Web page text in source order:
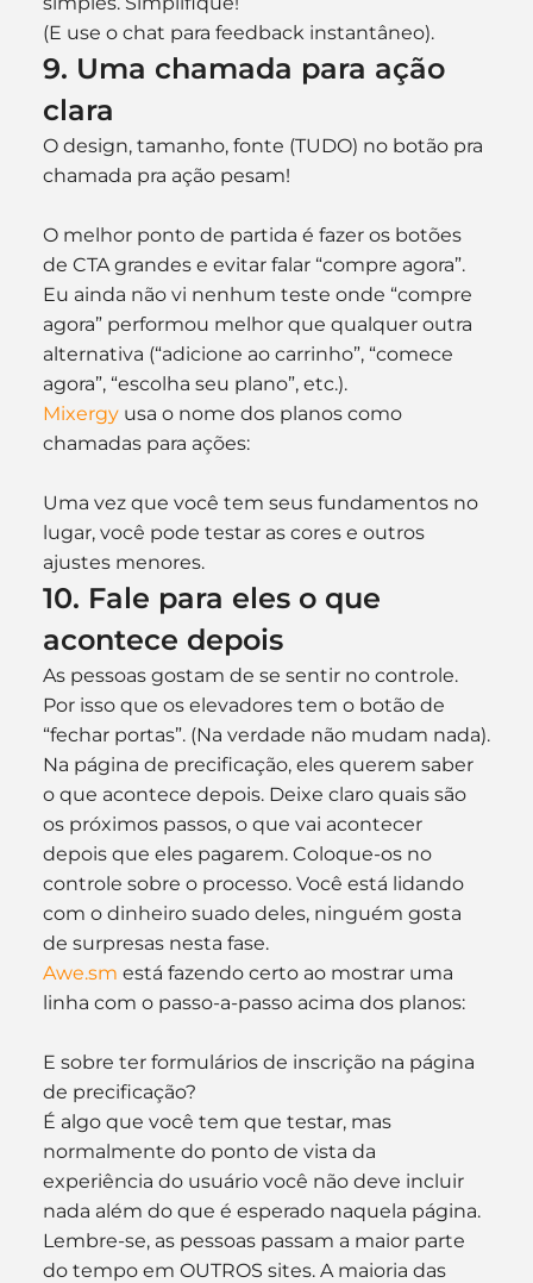
(E use o chat para feedback instantâneo).
9. Uma chamada para ação
clara
O design, tamanho, fonte (TUDO) no botão pra
chamada pra ação pesam!
O melhor ponto de partida é fazer os botões
de CTA grandes e evitar falar “compre agora”.
Eu ainda não vi nenhum teste onde “compre
agora” performou melhor que qualquer outra
alternativa (“adicione ao carrinho”, “comece
agora”, “escolha seu plano”, etc.).
Mixergy usa o nome dos planos como
chamadas para ações:
Uma vez que você tem seus fundamentos no
lugar, você pode testar as cores e outros
ajustes menores.
10. Fale para eles o que
acontece depois
As pessoas gostam de se sentir no controle.
Por isso que os elevadores tem o botão de
“fechar portas”. (Na verdade não mudam nada).
Na página de precificação, eles querem saber
o que acontece depois. Deixe claro quais são
os próximos passos, o que vai acontecer
depois que eles pagarem. Coloque-os no
controle sobre o processo. Você está lidando
com o dinheiro suado deles, ninguém gosta
de surpresas nesta fase.
Awe.sm está fazendo certo ao mostrar uma
linha com o passo-a-passo acima dos planos:
E sobre ter formulários de inscrição na página
de precificação?
É algo que você tem que testar, mas
normalmente do ponto de vista da
experiência do usuário você não deve incluir
nada além do que é esperado naquela página.
Lembre-se, as pessoas passam a maior parte
do tempo em OUTROS sites. A maioria das